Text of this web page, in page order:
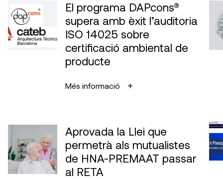
El programa DAPcons®
supera amb èxit l’auditoria
ISO 14025 sobre
certificació ambiental de
producte
Més informació
Aprovada la Llei que
permetrà als mutualistes
de HNA-PREMAAT passar
al RETA